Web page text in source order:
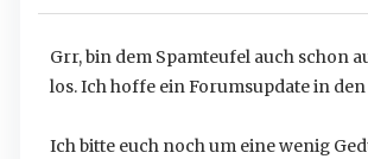
Grr, bin dem Spamteufel auch schon
los. Ich hoffe ein Forumsupdate in
Ich bitte euch noch um eine wenig